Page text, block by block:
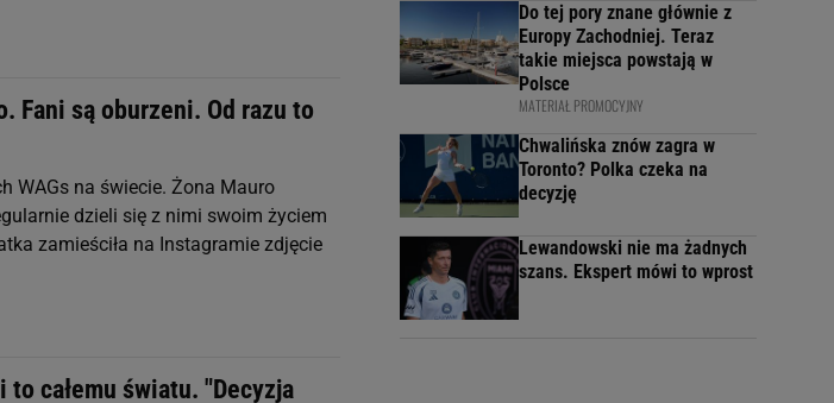
Fani są oburzeni. Od razu to
WAGs na świecie. Żona Mauro
dzieli się z nimi swoim życiem
zamieściła na Instagramie zdjęcie
to całemu światu. "Decyzja
Do tej pory znane głównie z
Europy Zachodniej. Teraz
takie miejsca powstają w
Polsce
MATERIAŁ PROMOCYJNY
Chwalińska znów zagra w
Toronto? Polka czeka na
decyzję
Lewandowski nie ma żadnych
szans. Ekspert mówi to wprost